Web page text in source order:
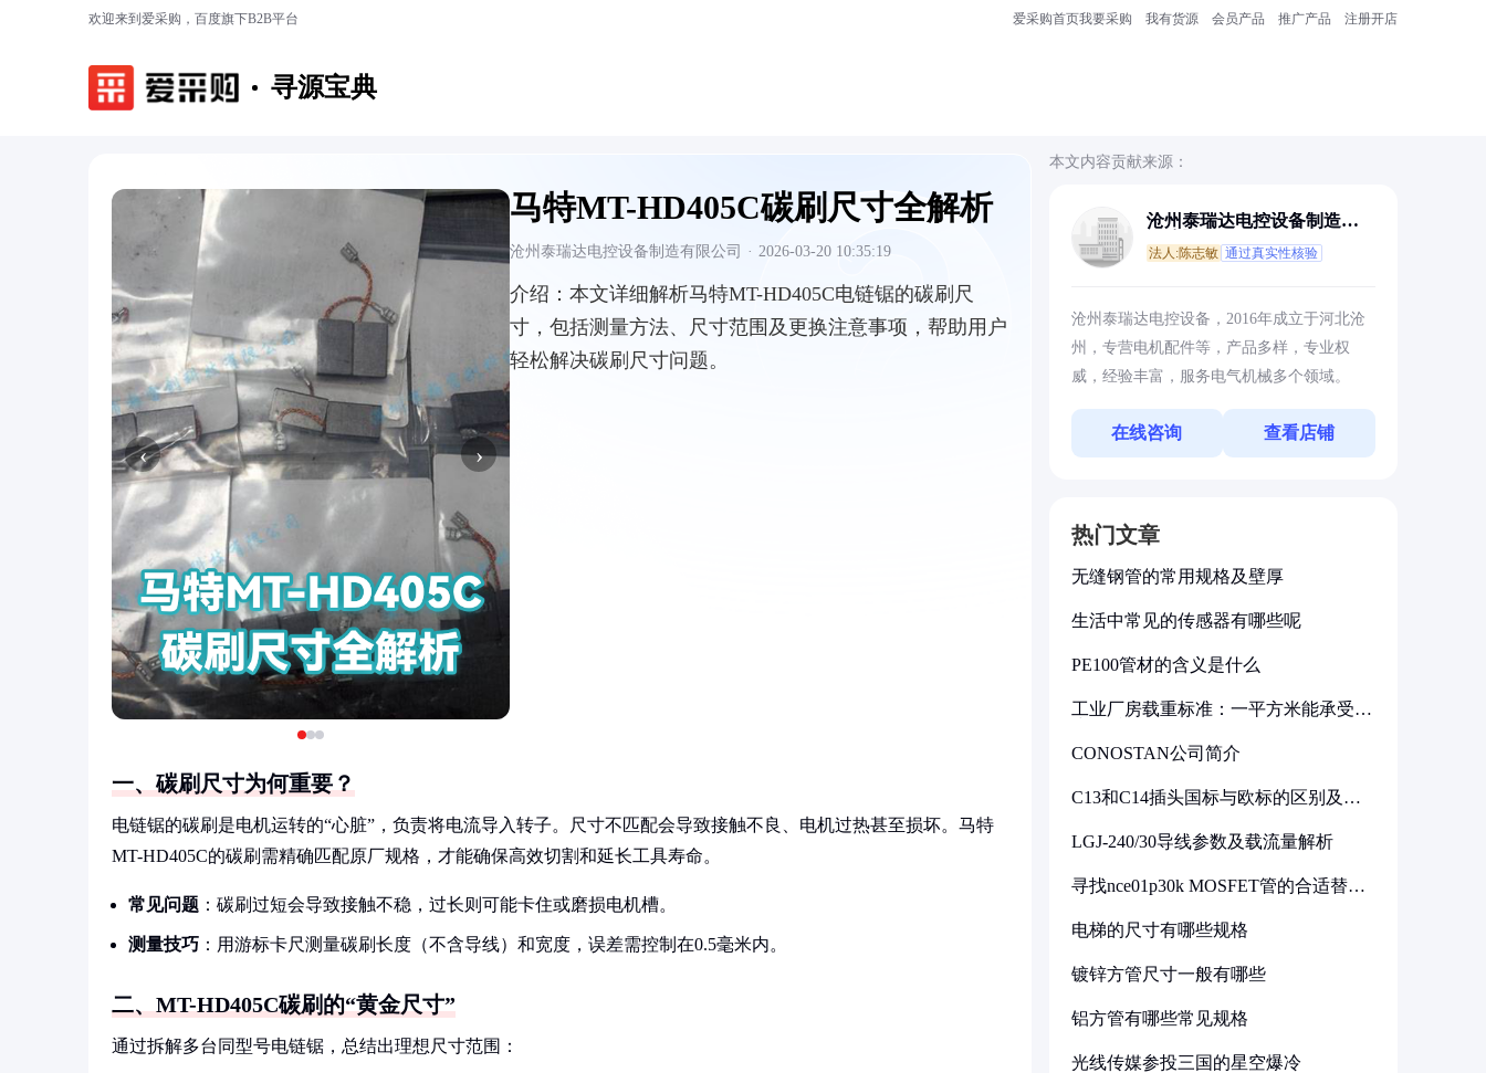
欢迎来到爱采购，百度旗下B2B平台 爱采购首页我要采购 我有货源 会员产品 推广产品 注册开店
寻源宝典
‹ ›
马特MT-HD405C碳刷尺寸全解析
沧州泰瑞达电控设备制造有限公司 · 2026-03-20 10:35:19
介绍： 本文详细解析马特MT-HD405C电链锯的碳刷尺
寸，包括测量方法、尺寸范围及更换注意事项，帮助用户
轻松解决碳刷尺寸问题。
一、碳刷尺寸为何重要？
电链锯的碳刷是电机运转的“心脏”，负责将电流导入转子。尺寸不匹配会导致接触不良、电机过热甚至损坏。马特
MT-HD405C的碳刷需精确匹配原厂规格，才能确保高效切割和延长工具寿命。
常见问题 ：碳刷过短会导致接触不稳，过长则可能卡住或磨损电机槽。
测量技巧 ：用游标卡尺测量碳刷长度（不含导线）和宽度，误差需控制在0.5毫米内。
二、MT-HD405C碳刷的“黄金尺寸”
通过拆解多台同型号电链锯，总结出理想尺寸范围：
本文内容贡献来源：
沧州泰瑞达电控设备制造有
法人:陈志敏 通过真实性核验
沧州泰瑞达电控设备，2016年成立于河北沧
州，专营电机配件等，产品多样，专业权
威，经验丰富，服务电气机械多个领域。
在线咨询 查看店铺
热门文章
无缝钢管的常用规格及壁厚
生活中常见的传感器有哪些呢
PE100管材的含义是什么
工业厂房载重标准：一平方米能承受多
CONOSTAN公司简介
C13和C14插头国标与欧标的区别及其
LGJ-240/30导线参数及载流量解析
寻找nce01p30k MOSFET管的合适替代
电梯的尺寸有哪些规格
镀锌方管尺寸一般有哪些
铝方管有哪些常见规格
光线传媒参投三国的星空爆冷